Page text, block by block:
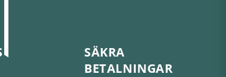
SÄKRA
BETALNINGAR